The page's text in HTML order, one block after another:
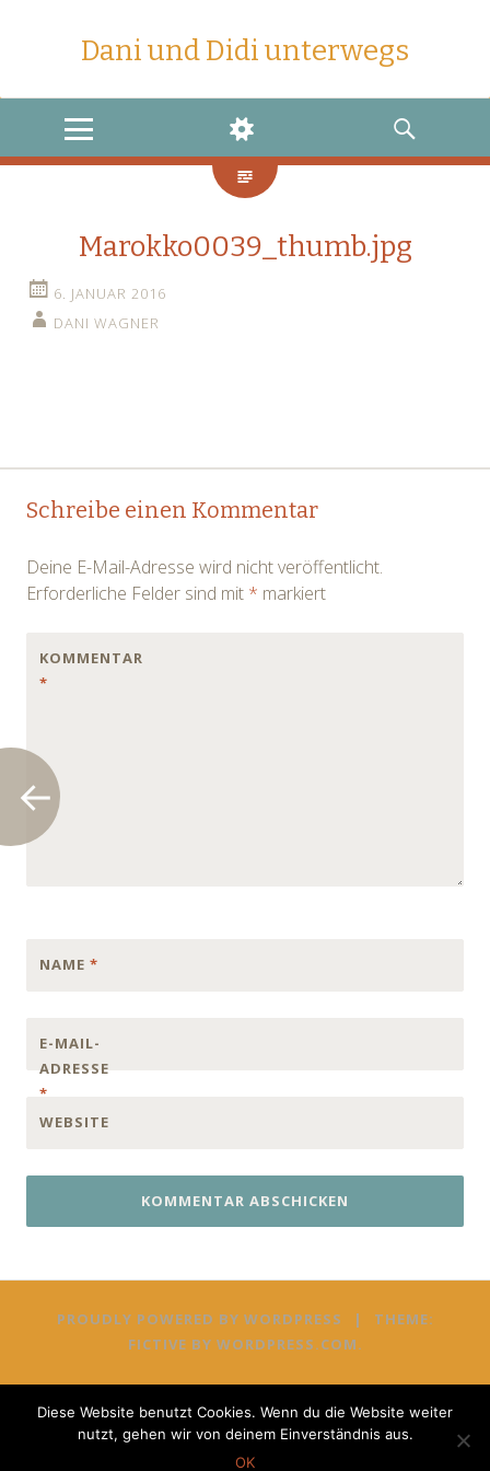
Dani und Didi unterwegs
MENU
WIDGETS
SEARCH
Marokko0039_thumb.jpg
6. JANUAR 2016
DANI WAGNER
Post
Schreibe einen Kommentar
Deine E-Mail-Adresse wird nicht veröffentlicht.
Erforderliche Felder sind mit * markiert
KOMMENTAR
*
NAME *
E-MAIL-
ADRESSE
*
WEBSITE
PROUDLY POWERED BY WORDPRESS |
THEME:
FICTIVE BY WORDPRESS.COM.
Diese Website benutzt Cookies. Wenn du die Website weiter
nutzt, gehen wir von deinem Einverständnis aus.
OK